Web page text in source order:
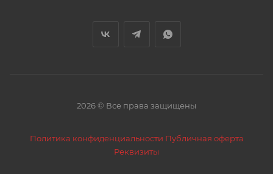
2026 © Все права защищены
Политика конфиденциальности Публичная оферта
Реквизиты